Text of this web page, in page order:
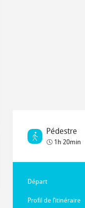
Pédestre
1h 20min
Départ
Profil de l’itinéraire